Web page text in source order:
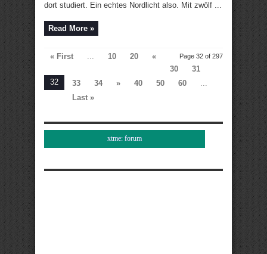
dort studiert. Ein echtes Nordlicht also. Mit zwölf ...
Read More »
Page 32 of 297
« First ... 10 20
«
30
31
32
33 34 » 40 50 60
...
Last »
xtme: forum